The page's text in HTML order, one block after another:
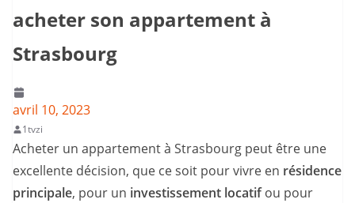
acheter son appartement à
Strasbourg
avril 10, 2023
1tvzi
Acheter un appartement à Strasbourg peut être une
excellente décision, que ce soit pour vivre en résidence
principale, pour un investissement locatifou pour